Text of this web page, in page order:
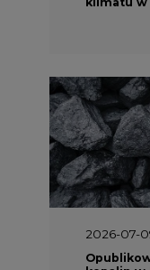
2026-07-